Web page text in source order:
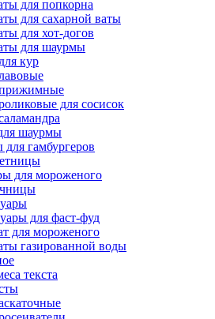
для попкорна
для сахарной ваты
для хот-догов
для шаурмы
кур
для сосисок
шаурмы
гамбургеров
для мороженого
для фаст-фуд
для мороженого
газированной воды
текста